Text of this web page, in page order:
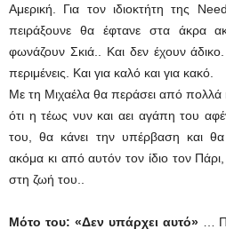
Αμερική. Για τον ιδιοκτήτη της
πειράξουνε θα έφτανε στα άκρα
φωνάζουν Σκιά.. Και δεν έχουν
περιμένεις. Και για καλό και για κακό.
Με τη Μιχαέλα θα περάσει από πολλά
ότι η τέως νυν και αει αγάπη του
του, θα κάνει την υπέρβαση και θα
ακόμα κι από αυτόν τον ίδιο τον
στη ζωή του..
Μότο του: «Δεν υπάρχει αυτό» …